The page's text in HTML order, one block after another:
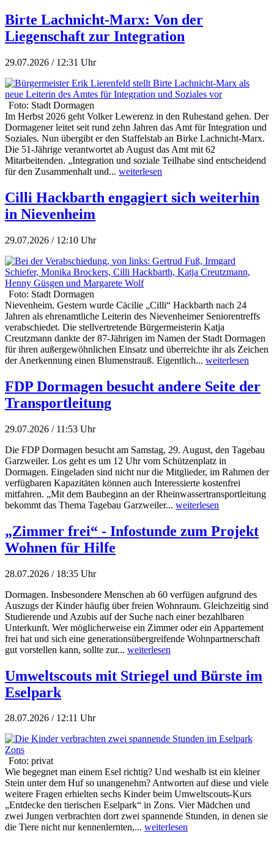
Birte Lachnicht-Marx: Von der
Liegenschaft zur Integration
29.07.2026 / 12:31 Uhr
Foto: Stadt Dormagen
Im Herbst 2026 geht Volker Lewerenz in den Ruhestand gehen. Der
Dormagener leitet seit rund zehn Jahren das Amt für Integration und
Soziales. Nun übergibt er den Staffelstab an Birke Lachnicht-Marx.
Die 51-Jährige verantwortet ab August das Amt mit 62
Mitarbeitenden. „Integration und soziale Teilhabe sind entscheidend
für den Zusammenhalt und... weiterlesen
Cilli Hackbarth engagiert sich weiterhin
in Nievenheim
29.07.2026 / 12:10 Uhr
Foto: Stadt Dormagen
Nievenheim. Gestern wurde Cäcilie „Cilli“ Hackbarth nach 24
Jahren als ehrenamtliche Leiterin des Nievenheimer Seniorentreffs
verabschiedet. Die stellvertretende Bürgermeisterin Katja
Creutzmann dankte der 87-Jährigen im Namen der Stadt Dormagen
für ihren außergewöhnlichen Einsatz und überreichte ihr als Zeichen
der Anerkennung einen Blumenstrauß. Eigentlich... weiterlesen
FDP Dormagen besucht andere Seite der
Transportleitung
29.07.2026 / 11:53 Uhr
Die FDP Dormagen besucht am Samstag, 29. August, den Tagebau
Garzweiler. Los geht es um 12 Uhr vom Schützenplatz in
Dormagen. Eingeladen sind nicht nur die Mitglieder, im Rahmen der
verfügbaren Kapazitäten können auch Interessierte kostenfrei
mitfahren. „Mit dem Baubeginn an der Rheinwassertransportleitung
bekommt das Thema Tagebau Garzweiler... weiterlesen
„Zimmer frei“ - Infostunde zum Projekt
Wohnen für Hilfe
28.07.2026 / 18:35 Uhr
Dormagen. Insbesondere Menschen ab 60 verfügen aufgrund des
Auszugs der Kinder häufig über freien Wohnraum. Gleichzeitig sind
Studierende und Azubis auf der Suche nach einer bezahlbaren
Unterkunft. Wer möglicherweise ein Zimmer oder ein Appartement
frei hat und sich eine generationsübergreifende Wohnpartnerschaft
gut vorstellen kann, sollte zur... weiterlesen
Umweltscouts mit Striegel und Bürste im
Eselpark
28.07.2026 / 12:11 Uhr
Foto: privat
Wie begegnet man einem Esel richtig? Und weshalb ist ein kleiner
Stein unter dem Huf so unangenehm? Antworten auf diese und viele
weitere Fragen erhielten sechs Kinder beim Umweltscouts-Kurs
„Entdecke den tierischen Eselpark“ in Zons. Vier Mädchen und
zwei Jungen verbrachten dort zwei spannende Stunden, in denen sie
die Tiere nicht nur kennenlernten,... weiterlesen